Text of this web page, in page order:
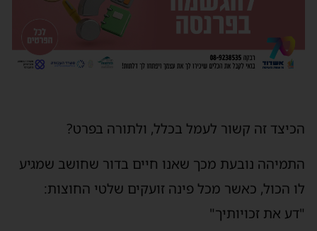
הכיצד זה קשור לעמל בכלל, ולתורה בפרט?
התמיהה נובעת מכך שאנו חיים בדור שחושב שמגיע
לו הכול, כאשר מכל פינה זועקים שלטי החוצות:
"דע את זכויותיך"